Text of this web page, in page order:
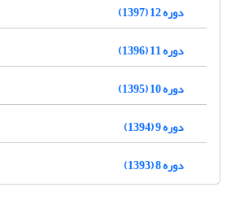
دوره 12 (1397)
دوره 11 (1396)
دوره 10 (1395)
دوره 9 (1394)
دوره 8 (1393)